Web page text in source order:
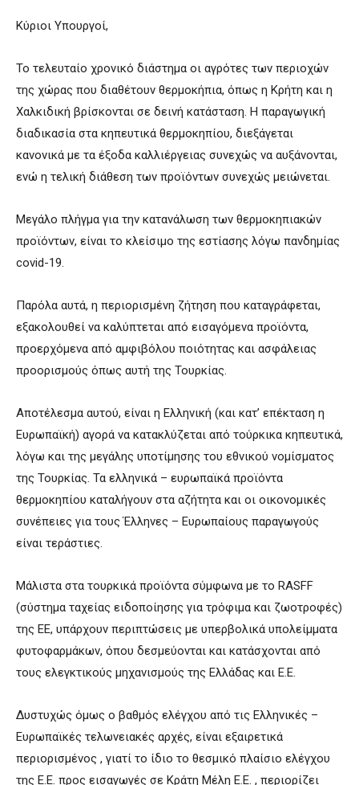
Κύριοι Υπουργοί,
Το τελευταίο χρονικό διάστημα οι αγρότες των περιοχών
της χώρας που διαθέτουν θερμοκήπια, όπως η Κρήτη και η
Χαλκιδική βρίσκονται σε δεινή κατάσταση. Η παραγωγική
διαδικασία στα κηπευτικά θερμοκηπίου, διεξάγεται
κανονικά με τα έξοδα καλλιέργειας συνεχώς να αυξάνονται,
ενώ η τελική διάθεση των προϊόντων συνεχώς μειώνεται.
Μεγάλο πλήγμα για την κατανάλωση των θερμοκηπιακών
προϊόντων, είναι το κλείσιμο της εστίασης λόγω πανδημίας
covid-19.
Παρόλα αυτά, η περιορισμένη ζήτηση που καταγράφεται,
εξακολουθεί να καλύπτεται από εισαγόμενα προϊόντα,
προερχόμενα από αμφιβόλου ποιότητας και ασφάλειας
προορισμούς όπως αυτή της Τουρκίας.
Αποτέλεσμα αυτού, είναι η Ελληνική (και κατ’ επέκταση η
Ευρωπαϊκή) αγορά να κατακλύζεται από τούρκικα κηπευτικά,
λόγω και της μεγάλης υποτίμησης του εθνικού νομίσματος
της Τουρκίας. Τα ελληνικά – ευρωπαϊκά προϊόντα
θερμοκηπίου καταλήγουν στα αζήτητα και οι οικονομικές
συνέπειες για τους Έλληνες – Ευρωπαίους παραγωγούς
είναι τεράστιες.
Μάλιστα στα τουρκικά προϊόντα σύμφωνα με το RASFF
(σύστημα ταχείας ειδοποίησης για τρόφιμα και ζωοτροφές)
της ΕΕ, υπάρχουν περιπτώσεις με υπερβολικά υπολείμματα
φυτοφαρμάκων, όπου δεσμεύονται και κατάσχονται από
τους ελεγκτικούς μηχανισμούς της Ελλάδας και Ε.Ε.
Δυστυχώς όμως ο βαθμός ελέγχου από τις Ελληνικές –
Ευρωπαϊκές τελωνειακές αρχές, είναι εξαιρετικά
περιορισμένος , γιατί το ίδιο το θεσμικό πλαίσιο ελέγχου
της Ε.Ε. προς εισαγωγές σε Κράτη Μέλη Ε.Ε. , περιορίζει